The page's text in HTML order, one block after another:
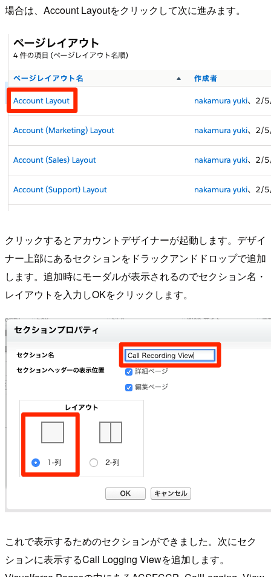
場合は、Account Layoutをクリックして次に進みます。
クリックするとアカウントデザイナーが起動します。デザイ
ナー上部にあるセクションをドラックアンドドロップで追加
します。追加時にモーダルが表示されるのでセクション名・
レイアウトを入力しOKをクリックします。
これで表示するためのセクションができました。次にセク
ションに表示するCall Logging Viewを追加します。